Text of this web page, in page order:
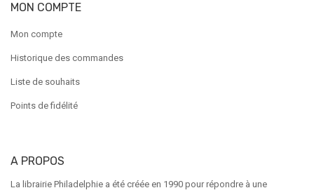
MON COMPTE
Mon compte
Historique des commandes
Liste de souhaits
Points de fidélité
A PROPOS
La librairie Philadelphie a été créée en 1990 pour répondre à une